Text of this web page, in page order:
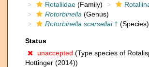
Rotaliidae (Family)
Rotorbinella (Genus)
Rotorbinella scarsellai† (Species)
Status
unaccepted (Type species of
Hottinger (2014))